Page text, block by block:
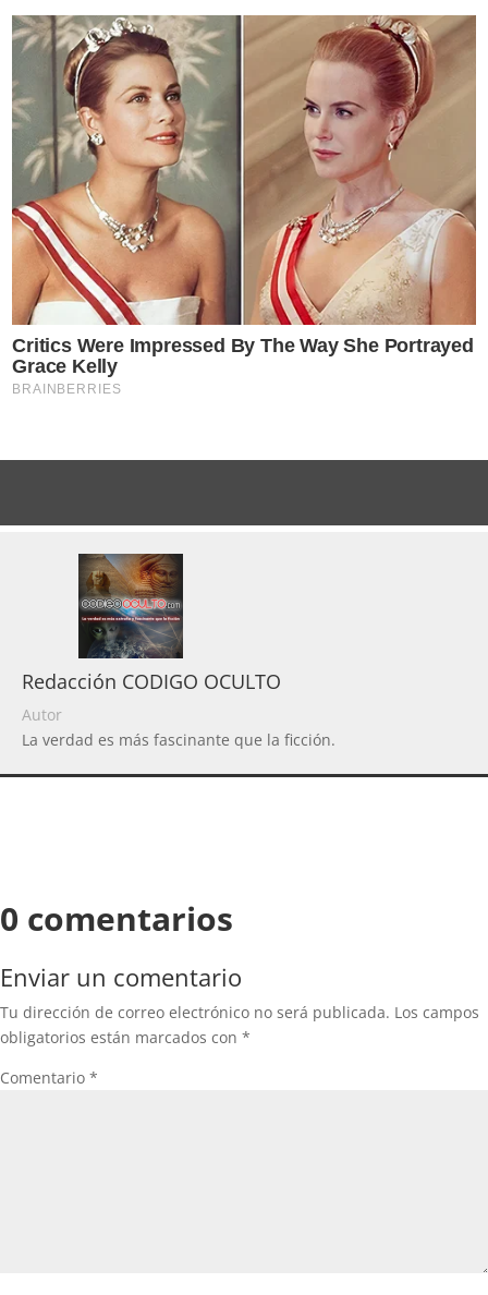
Redacción CODIGO OCULTO
Autor
La verdad es más fascinante que la ficción.
0 comentarios
Enviar un comentario
Tu dirección de correo electrónico no será publicada. Los campos
obligatorios están marcados con *
Comentario *